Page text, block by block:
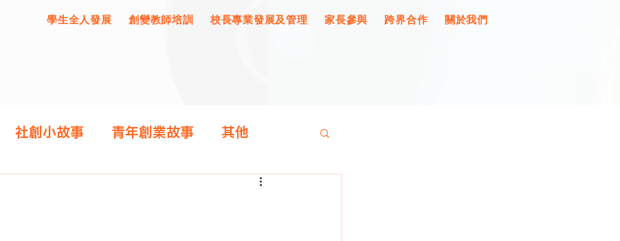
學生全人發展 創變教師培訓 校長專業發展及管理 家長參與 跨界合作 關於我們
社創小故事 青年創業故事 其他